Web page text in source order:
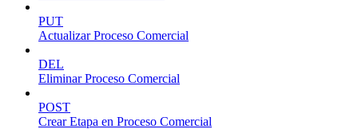
PUT
Actualizar Proceso Comercial
DEL
Eliminar Proceso Comercial
POST
Crear Etapa en Proceso Comercial